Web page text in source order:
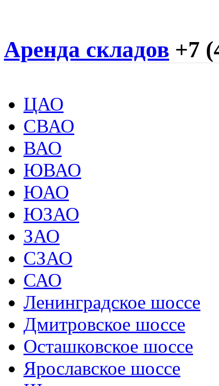
Аренда складов +7
ЦАО
СВАО
ВАО
ЮВАО
ЮАО
ЮЗАО
ЗАО
СЗАО
САО
Ленинградское шоссе
Дмитровское шоссе
Осташковское шоссе
Ярославское шоссе